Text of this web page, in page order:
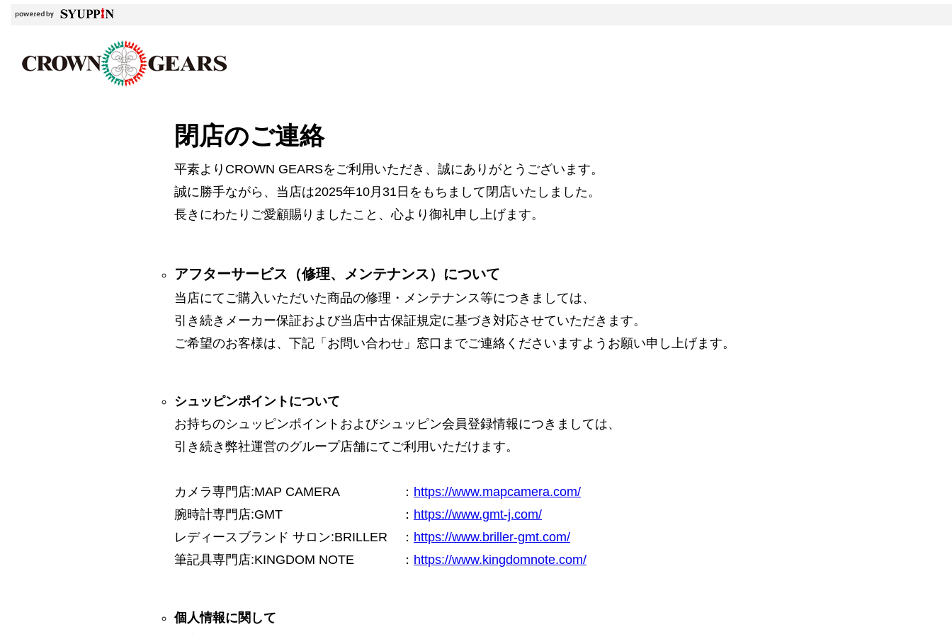
閉店のご連絡
平素よりCROWN GEARSをご利用いただき、誠にありがとうございます。
誠に勝手ながら、当店は2025年10月31日をもちまして閉店いたしました。
長きにわたりご愛顧賜りましたこと、心より御礼申し上げます。
アフターサービス（修理、メンテナンス）について
当店にてご購入いただいた商品の修理・メンテナンス等につきましては、
引き続きメーカー保証および当店中古保証規定に基づき対応させていただきます。
ご希望のお客様は、下記「お問い合わせ」窓口までご連絡くださいますようお願い申し上げます。
シュッピンポイントについて
お持ちのシュッピンポイントおよびシュッピン会員登録情報につきましては、
引き続き弊社運営のグループ店舗にてご利用いただけます。
カメラ専門店:MAP CAMERA ： https://www.mapcamera.com/
腕時計専門店:GMT
： https://www.gmt-j.com/
レディースブランド サロン:BRILLER
： https://www.briller-gmt.com/
筆記具専門店:KINGDOM NOTE
： https://www.kingdomnote.com/
個人情報に関して